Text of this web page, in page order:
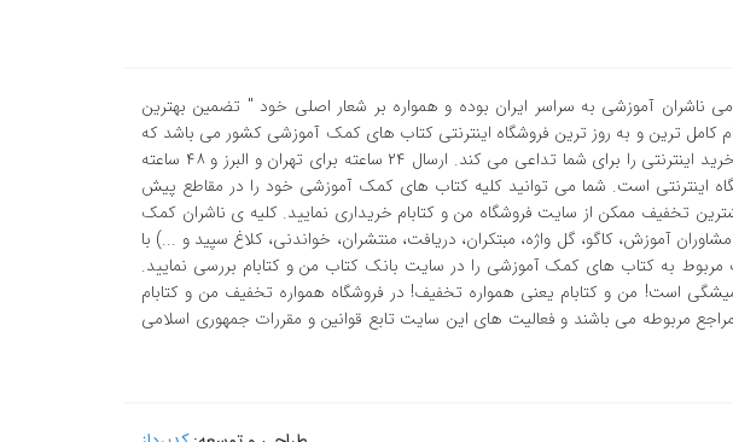
آموزشی به سراسر ایران بوده و همواره بر شعار اصلی خود " تضمین بهترین
کامل ترین و به روز ترین فروشگاه اینترنتی کتاب های کمک آموزشی کشور می باشد که
با بیش ترین تخفیف خرید کتاب ، تجربه ای لذت بخش از خرید اینترنتی را برای شما تداعی می کند. ارسال ٢٤ ساعته برای تهران و البرز و ٤٨ ساعته
اینترنتی است. شما می توانید کلیه کتاب های کمک آموزشی خود را در مقاطع پیش
تخفیف ممکن از سایت فروشگاه من و کتابام خریداری نمایید. کلیه ی ناشران کمک
آموزش، کاگو، گل واژه، مبتکران، دریافت، منتشران، خواندنی، کلاغ سپید و ...) با
مربوط به کتاب های کمک آموزشی را در سایت بانک کتاب من و کتابام بررسی نمایید.
است! من و کتابام یعنی همواره تخفیف! در فروشگاه همواره تخفیف من و کتابام
مربوطه می باشند و فعالیت های این سایت تابع قوانین و مقررات جمهوری اسلامی